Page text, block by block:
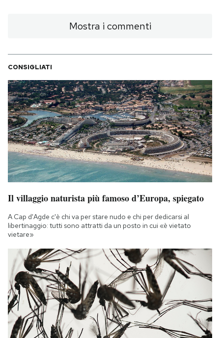
AREA PERSONALE
Area Personale
Newsletter
Notifiche mobile
Regala il Post
Hai bisogno di aiuto?
Esci
Mostra i commenti
CONSIGLIATI
Il villaggio naturista più famoso d’Europa, spiegato
A Cap d'Agde c'è chi va per stare nudo e chi per dedicarsi al
libertinaggio: tutti sono attratti da un posto in cui «è vietato
vietare»